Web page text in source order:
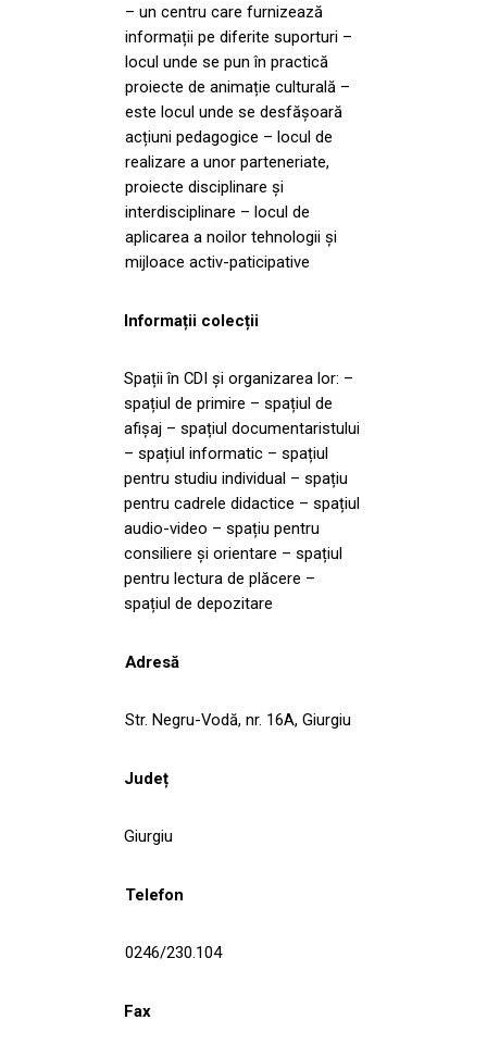
– un centru care furnizează
informații pe diferite suporturi –
locul unde se pun în practică
proiecte de animație culturală –
este locul unde se desfășoară
acțiuni pedagogice – locul de
realizare a unor parteneriate,
proiecte disciplinare și
interdisciplinare – locul de
aplicarea a noilor tehnologii și
mijloace activ-paticipative
Informații colecții
Spații în CDI și organizarea lor: –
spațiul de primire – spațiul de
afișaj – spațiul documentaristului
– spațiul informatic – spațiul
pentru studiu individual – spațiu
pentru cadrele didactice – spațiul
audio-video – spațiu pentru
consiliere și orientare – spațiul
pentru lectura de plăcere –
spațiul de depozitare
Adresă
Str. Negru-Vodă, nr. 16A, Giurgiu
Județ
Giurgiu
Telefon
0246/230.104
Fax